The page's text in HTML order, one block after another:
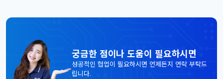
VTI의 LCD 가상 접수 [...]
및 서비스를 전문으로 수행하는 기술 기업입니다. [...]
궁금한 점이나 도움이 필요하시면
성공적인 협업이 필요하시면 언제든지 연락 부탁드
립니다.